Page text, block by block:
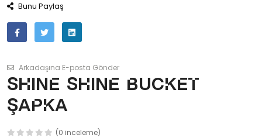
Bunu Paylaş
Arkadaşına E-posta Gönder
SHINE SHINE Bucket
Şapka
(0 inceleme)